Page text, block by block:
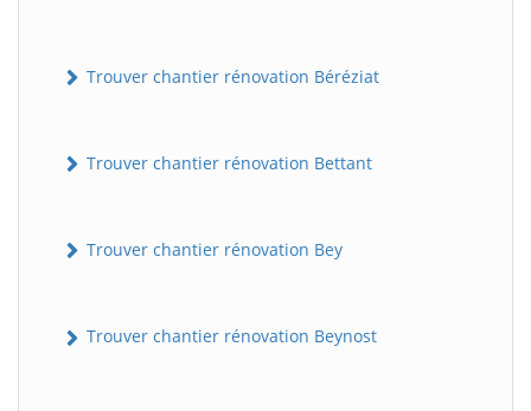
Trouver chantier rénovation Béréziat
Trouver chantier rénovation Bettant
Trouver chantier rénovation Bey
Trouver chantier rénovation Beynost